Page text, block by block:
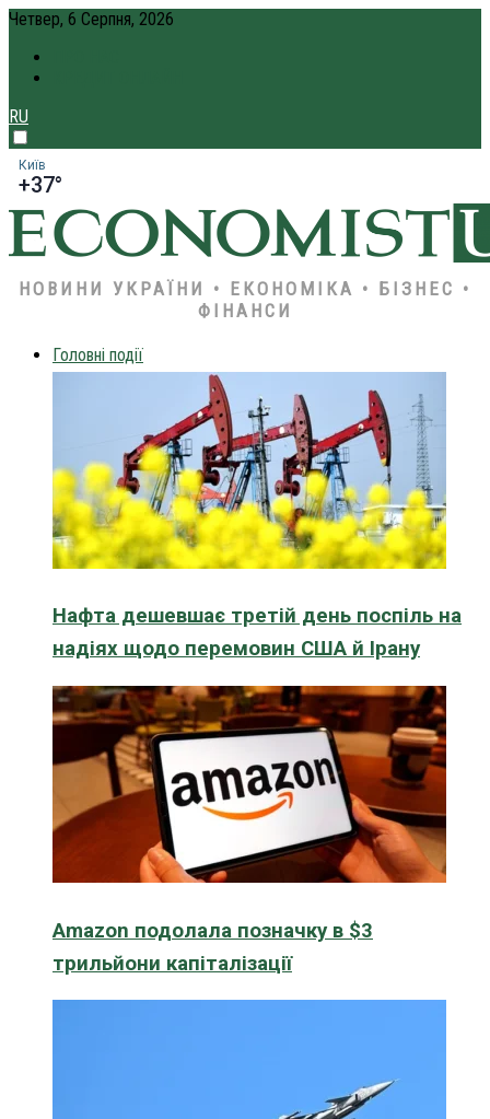
Четвер, 6 Серпня, 2026
RU
Київ
+37°
НОВИНИ УКРАЇНИ • ЕКОНОМІКА • БІЗНЕС •
ФІНАНСИ
Головні події
Нафта дешевшає третій день поспіль на
надіях щодо перемовин США й Ірану
Amazon подолала позначку в $3
трильйони капіталізації